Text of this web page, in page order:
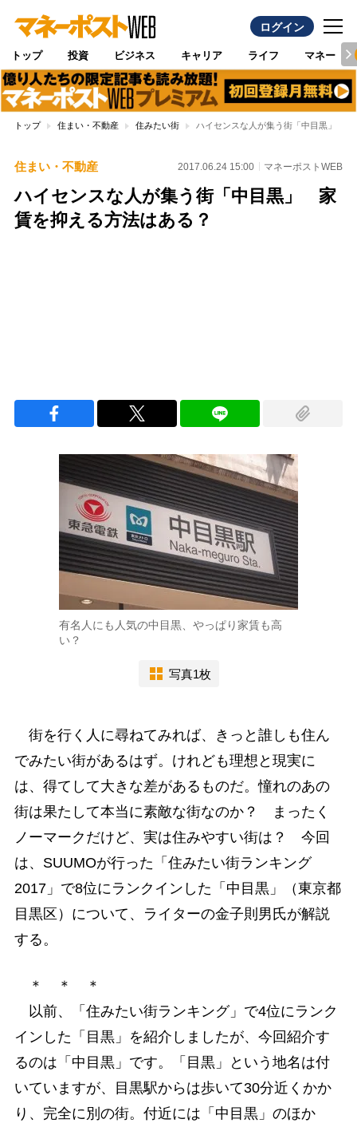
ログイン
トップ 投資 ビジネス キャリア ライフ マネー
トップ 住まい・不動産 住みたい街 ハイセンスな人が集う街「中目黒」 家
住まい・不動産 2017.06.24 15:00 マネーポストWEB
ハイセンスな人が集う街「中目黒」 家
賃を抑える方法はある？
有名人にも人気の中目黒、やっぱり家賃も高
い？
写真1枚
街を行く人に尋ねてみれば、きっと誰しも住ん
でみたい街があるはず。けれども理想と現実に
は、得てして大きな差があるものだ。憧れのあの
街は果たして本当に素敵な街なのか？ まったく
ノーマークだけど、実は住みやすい街は？ 今回
は、SUUMOが行った「住みたい街ランキング
2017」で8位にランクインした「中目黒」（東京都
目黒区）について、ライターの金子則男氏が解説
する。
＊ ＊ ＊
以前、「住みたい街ランキング」で4位にランク
インした「目黒」を紹介しましたが、今回紹介す
るのは「中目黒」です。「目黒」という地名は付
いていますが、目黒駅からは歩いて30分近くかか
り、完全に別の街。付近には「中目黒」のほか